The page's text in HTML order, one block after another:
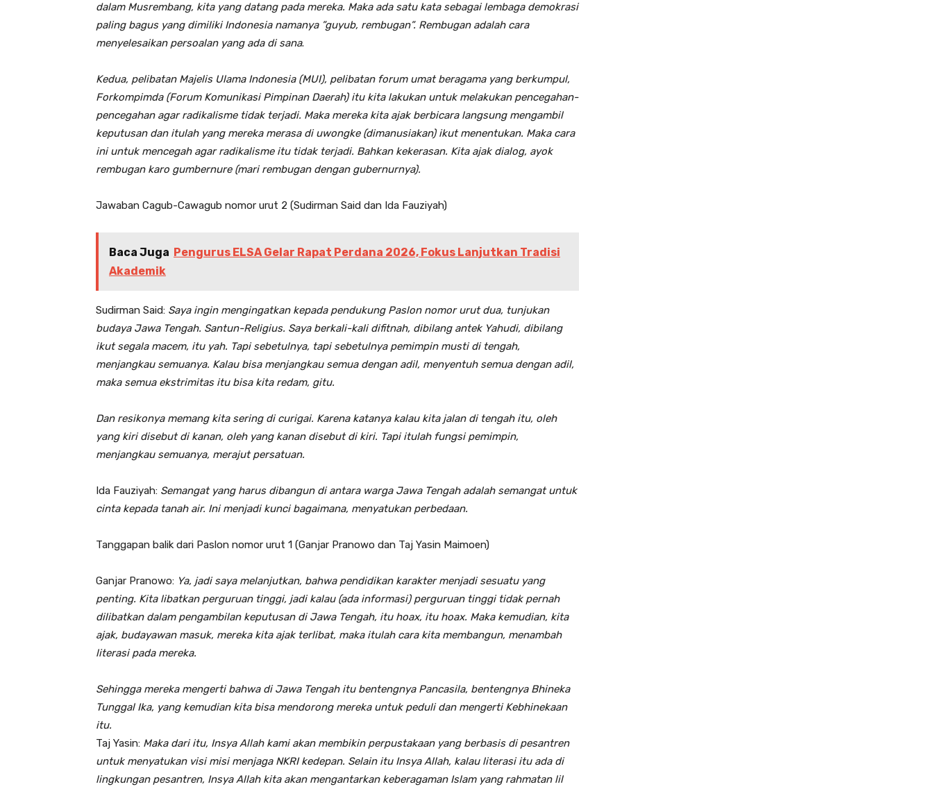
dalam Musrembang, kita yang datang pada mereka. Maka ada satu kata sebagai lembaga demokrasi
paling bagus yang dimiliki Indonesia namanya ”guyub, rembugan”. Rembugan adalah cara
menyelesaikan persoalan yang ada di sana.
Kedua, pelibatan Majelis Ulama Indonesia (MUI), pelibatan forum umat beragama yang berkumpul,
Forkompimda (Forum Komunikasi Pimpinan Daerah) itu kita lakukan untuk melakukan pencegahan-
pencegahan agar radikalisme tidak terjadi. Maka mereka kita ajak berbicara langsung mengambil
keputusan dan itulah yang mereka merasa di uwongke (dimanusiakan) ikut menentukan. Maka cara
ini untuk mencegah agar radikalisme itu tidak terjadi. Bahkan kekerasan. Kita ajak dialog, ayok
rembugan karo gumbernure (mari rembugan dengan gubernurnya).
Jawaban Cagub-Cawagub nomor urut 2 (Sudirman Said dan Ida Fauziyah)
Baca Juga Pengurus ELSA Gelar Rapat Perdana 2026, Fokus Lanjutkan Tradisi
Akademik
Sudirman Said: Saya ingin mengingatkan kepada pendukung Paslon nomor urut dua, tunjukan
budaya Jawa Tengah. Santun-Religius. Saya berkali-kali difitnah, dibilang antek Yahudi, dibilang
ikut segala macem, itu yah. Tapi sebetulnya, tapi sebetulnya pemimpin musti di tengah,
menjangkau semuanya. Kalau bisa menjangkau semua dengan adil, menyentuh semua dengan adil,
maka semua ekstrimitas itu bisa kita redam, gitu.
Dan resikonya memang kita sering di curigai. Karena katanya kalau kita jalan di tengah itu, oleh
yang kiri disebut di kanan, oleh yang kanan disebut di kiri. Tapi itulah fungsi pemimpin,
menjangkau semuanya, merajut persatuan.
Ida Fauziyah: Semangat yang harus dibangun di antara warga Jawa Tengah adalah semangat untuk
cinta kepada tanah air. Ini menjadi kunci bagaimana, menyatukan perbedaan.
Tanggapan balik dari Paslon nomor urut 1 (Ganjar Pranowo dan Taj Yasin Maimoen)
Ganjar Pranowo: Ya, jadi saya melanjutkan, bahwa pendidikan karakter menjadi sesuatu yang
penting. Kita libatkan perguruan tinggi, jadi kalau (ada informasi) perguruan tinggi tidak pernah
dilibatkan dalam pengambilan keputusan di Jawa Tengah, itu hoax, itu hoax. Maka kemudian, kita
ajak, budayawan masuk, mereka kita ajak terlibat, maka itulah cara kita membangun, menambah
literasi pada mereka.
Sehingga mereka mengerti bahwa di Jawa Tengah itu bentengnya Pancasila, bentengnya Bhineka
Tunggal Ika, yang kemudian kita bisa mendorong mereka untuk peduli dan mengerti Kebhinekaan
itu.
Taj Yasin: Maka dari itu, Insya Allah kami akan membikin perpustakaan yang berbasis di pesantren
untuk menyatukan visi misi menjaga NKRI kedepan. Selain itu Insya Allah, kalau literasi itu ada di
lingkungan pesantren, Insya Allah kita akan mengantarkan keberagaman Islam yang rahmatan lil